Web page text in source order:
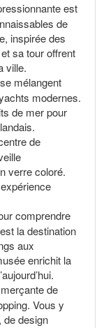
est
de
inspirée des
sa tour offrent
ville.
mélangent
modernes.
de mer pour
de
verre coloré.
comprendre
la destination
aux
enrichit la
de
Vous y
de design